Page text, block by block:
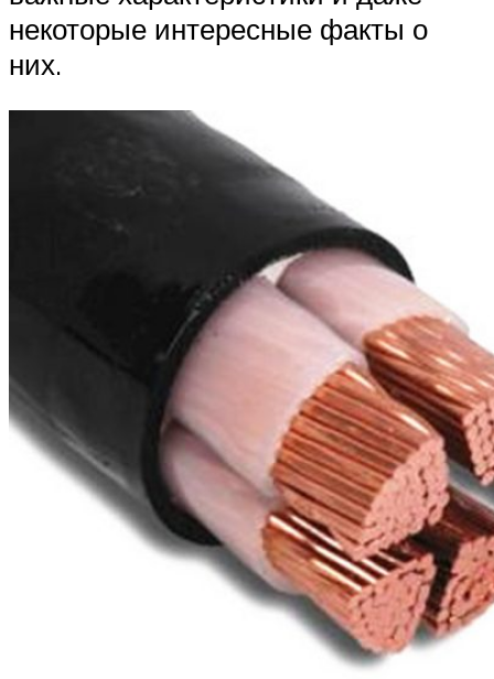
некоторые интересные факты о
них.